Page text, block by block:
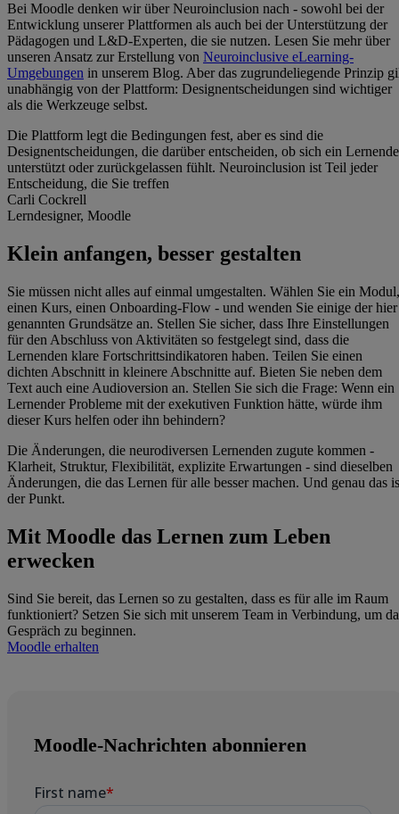
Bei Moodle denken wir über Neuroinclusion nach - sowohl bei der
Entwicklung unserer Plattformen als auch bei der Unterstützung der
Pädagogen und L&D-Experten, die sie nutzen. Lesen Sie mehr über
unseren Ansatz zur Erstellung von Neuroinclusive eLearning-
Umgebungen in unserem Blog. Aber das zugrundeliegende Prinzip
unabhängig von der Plattform: Designentscheidungen sind wichtiger
als die Werkzeuge selbst.
Die Plattform legt die Bedingungen fest, aber es sind die
Designentscheidungen, die darüber entscheiden, ob sich ein
unterstützt oder zurückgelassen fühlt. Neuroinclusion ist Teil jeder
Entscheidung, die Sie treffen
Carli Cockrell
Lerndesigner, Moodle
Klein anfangen, besser gestalten
Sie müssen nicht alles auf einmal umgestalten. Wählen Sie ein Modul,
einen Kurs, einen Onboarding-Flow - und wenden Sie einige der hier
genannten Grundsätze an. Stellen Sie sicher, dass Ihre Einstellungen
für den Abschluss von Aktivitäten so festgelegt sind, dass die
Lernenden klare Fortschrittsindikatoren haben. Teilen Sie einen
dichten Abschnitt in kleinere Abschnitte auf. Bieten Sie neben dem
Text auch eine Audioversion an. Stellen Sie sich die Frage: Wenn ein
Lernender Probleme mit der exekutiven Funktion hätte, würde ihm
dieser Kurs helfen oder ihn behindern?
Die Änderungen, die neurodiversen Lernenden zugute kommen -
Klarheit, Struktur, Flexibilität, explizite Erwartungen - sind dieselben
Änderungen, die das Lernen für alle besser machen. Und genau das
der Punkt.
Mit Moodle das Lernen zum Leben
erwecken
Sind Sie bereit, das Lernen so zu gestalten, dass es für alle im Raum
funktioniert? Setzen Sie sich mit unserem Team in Verbindung, um
Gespräch zu beginnen.
Moodle erhalten
Moodle-Nachrichten abonnieren